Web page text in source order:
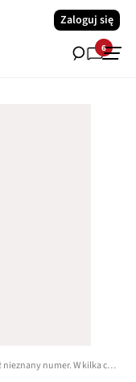
Zaloguj się
6
Zadzwonił nieznany numer. W kilka chwil Polka straciła 300 000 zł